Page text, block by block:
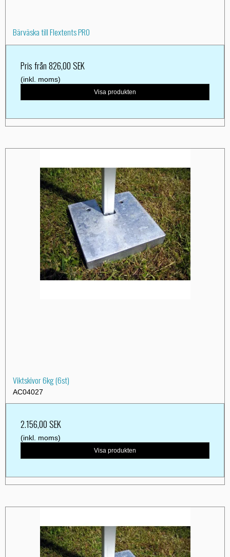
Bärväska till Flextents PRO
Pris från826,00 SEK
(inkl. moms)
Visa produkten
Viktskivor 6kg (6st)
AC04027
2.156,00 SEK
(inkl. moms)
Visa produkten